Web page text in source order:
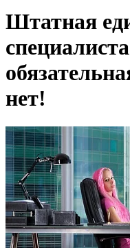
Штатная
нет!